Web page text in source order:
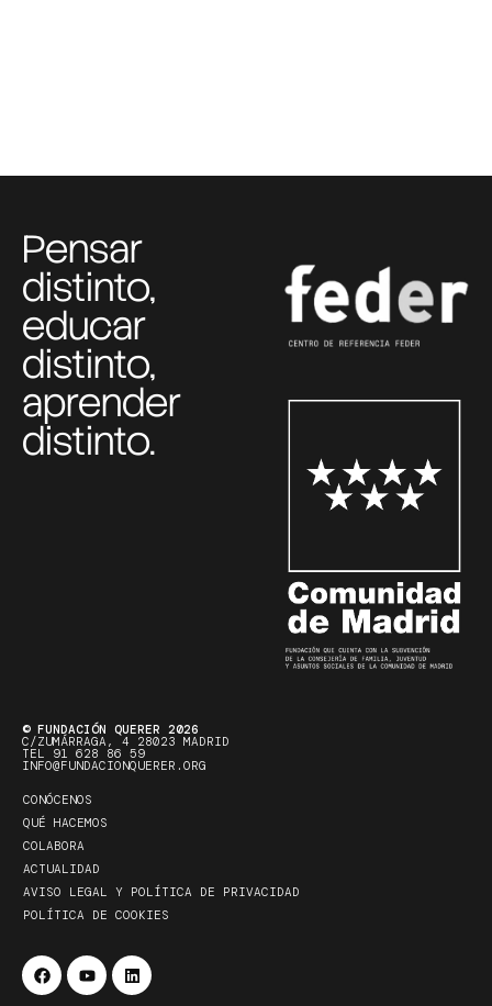
Pensar
distinto,
educar
distinto,
aprender
distinto.
© FUNDACIÓN QUERER 2026
C/ZUMÁRRAGA, 4 28023 MADRID
TEL 91 628 86 59
INFO@FUNDACIONQUERER.ORG
CONÓCENOS
QUÉ HACEMOS
COLABORA
ACTUALIDAD
AVISO LEGAL Y POLÍTICA DE PRIVACIDAD
POLÍTICA DE COOKIES